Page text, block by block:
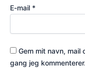
E-mail *
Gem mit navn,
gang jeg kommenterer.